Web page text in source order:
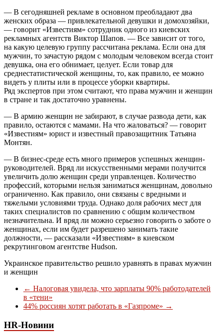
— В сегодняшней рекламе в основном преобладают два
женских образа — привлекательной девушки и домохозяйки,
— говорит «Известиям» сотрудник одного из киевских
рекламных агентств Виктор Шапов. — Все зависит от того,
на какую целевую группу рассчитана реклама. Если она для
мужчин, то зачастую рядом с молодым человеком всегда стоит
девушка, она его обнимает, целует. Если товар для
среднестатистической женщины, то, как правило, ее можно
видеть у плиты или в процессе уборки квартиры.
Ряд экспертов при этом считают, что права мужчин и женщин
в стране и так достаточно уравнены.
— В армию женщин не забирают, в случае развода дети, как
правило, остаются с мамами. На что жаловаться? — говорит
«Известиям» юрист и известный правозащитник Татьяна
Монтян.
— В бизнес-среде есть много примеров успешных женщин-
руководителей. Вряд ли искусственными мерами получится
увеличить долю женщин среди управленцев. Количество
профессий, которыми нельзя заниматься женщинам, довольно
ограниченно. Как правило, они связаны с вредными и
тяжелыми условиями труда. Однако доля рабочих мест для
таких специалистов по сравнению с общим количеством
незначительна. И вряд ли можно серьезно говорить о заботе о
женщинах, если им будет разрешено занимать такие
должности, — рассказали «Известиям» в киевском
рекрутинговом агентстве Hudson.
Украинское правительство решило уравнять в правах мужчин
и женщин
← Налоговая увидела, что зарплаты 90% работодателей
в «тени»
44% россиян хотят работать в «Газпроме» →
HR-Новини